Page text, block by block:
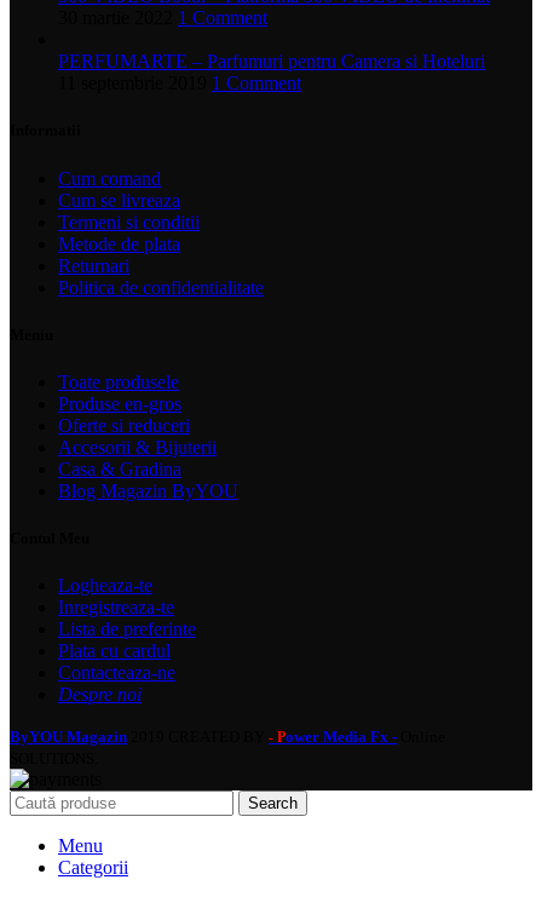
1 Comment
PERFUMARTE – Parfumuri pentru Camera si Hoteluri
1 Comment
Cum comand
Cum se livreaza
Termeni si conditii
Metode de plata
Returnari
Politica de confidentialitate
Toate produsele
Produse en-gros
Oferte si reduceri
Accesorii & Bijuterii
Casa & Gradina
Blog Magazin ByYOU
Logheaza-te
Inregistreaza-te
Lista de preferinte
Plata cu cardul
Contacteaza-ne
Despre noi
ByYOU Magazin - Power Media Fx -
Search
Menu
Categorii